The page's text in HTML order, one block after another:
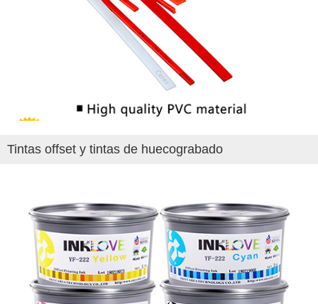
Tintas offset y tintas de huecograbado